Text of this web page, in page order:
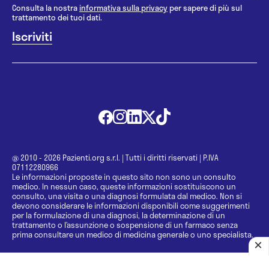
Consulta la nostrainformativa sulla privacy per sapere di più sul
trattamento dei tuoi dati.
@ 2010 - 2026 Pazienti.org s.r.l. | Tutti i diritti riservati | P.IVA
07112280966
Le informazioni proposte in questo sito non sono un consulto
medico. In nessun caso, queste informazioni sostituiscono un
consulto, una visita o una diagnosi formulata dal medico. Non si
devono considerare le informazioni disponibili come suggerimenti
per la formulazione di una diagnosi, la determinazione di un
trattamento o l’assunzione o sospensione di un farmaco senza
prima consultare un medico di medicina generale o uno specialista.